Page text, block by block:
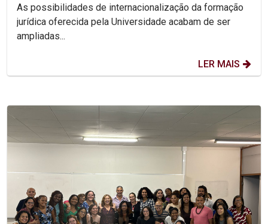
As possibilidades de internacionalização da formação
jurídica oferecida pela Universidade acabam de ser
ampliadas...
LER MAIS